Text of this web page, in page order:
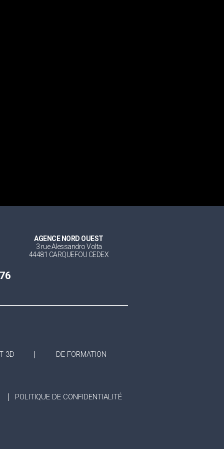
AGENCE NORD OUEST
3 rue Alessandro Volta
44481 CARQUEFOU CEDEX
3D DE FORMATION
POLITIQUE DE CONFIDENTIALITÉ